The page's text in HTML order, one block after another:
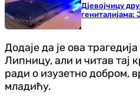
Дјевојчицу
Бујановцу
Додаје да је ова
Липницу, али и читав тај
ради о изузетно добром,
младићу.